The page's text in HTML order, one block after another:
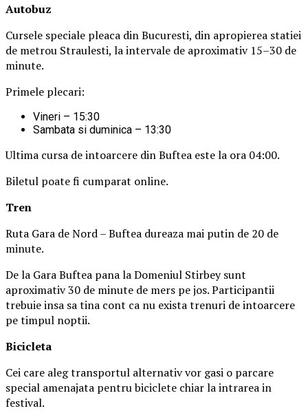
Autobuz
Cursele speciale pleaca din Bucuresti, din apropierea statiei
de metrou Straulesti, la intervale de aproximativ 15–30 de
minute.
Primele plecari:
Vineri – 15:30
Sambata si duminica – 13:30
Ultima cursa de intoarcere din Buftea este la ora 04:00.
Biletul poate fi cumparat online.
Tren
Ruta Gara de Nord – Buftea dureaza mai putin de 20 de
minute.
De la Gara Buftea pana la Domeniul Stirbey sunt
aproximativ 30 de minute de mers pe jos. Participantii
trebuie insa sa tina cont ca nu exista trenuri de intoarcere
pe timpul noptii.
Bicicleta
Cei care aleg transportul alternativ vor gasi o parcare
special amenajata pentru biciclete chiar la intrarea in
festival.